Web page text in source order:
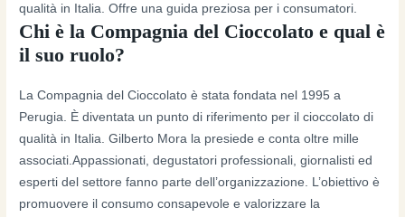
qualità in Italia. Offre una guida preziosa per i consumatori.
Chi è la Compagnia del Cioccolato e qual è
il suo ruolo?
La Compagnia del Cioccolato è stata fondata nel 1995 a
Perugia. È diventata un punto di riferimento per il cioccolato di
qualità in Italia. Gilberto Mora la presiede e conta oltre mille
associati.Appassionati, degustatori professionali, giornalisti ed
esperti del settore fanno parte dell’organizzazione. L’obiettivo è
promuovere il consumo consapevole e valorizzare la